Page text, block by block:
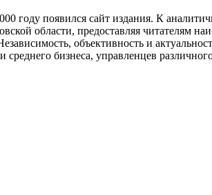
году появился сайт издания. К
области, предоставляя читателям
объективность и
бизнеса, управленцев